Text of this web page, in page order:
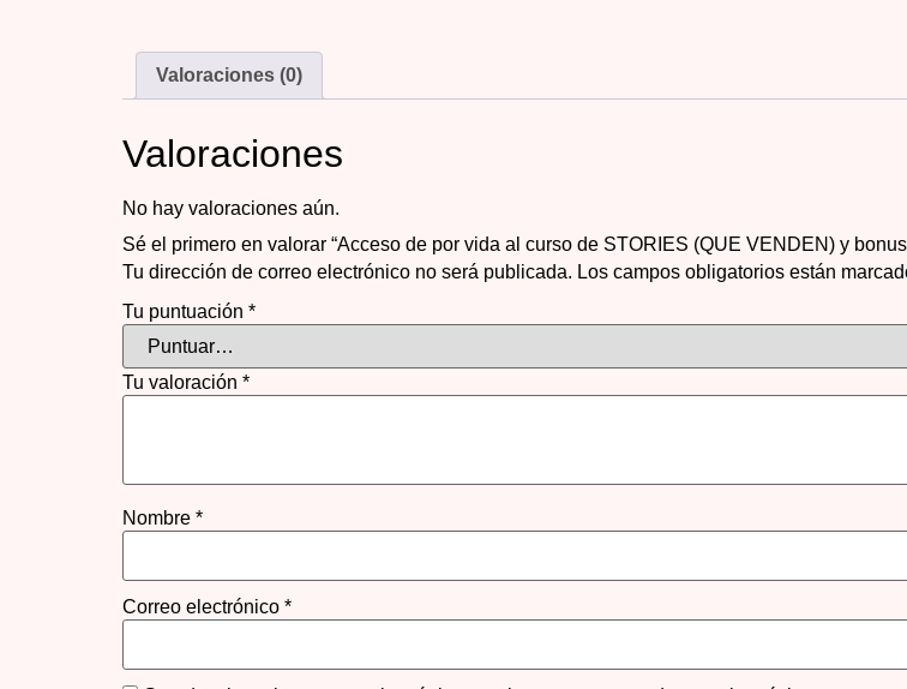
Valoraciones (0)
Valoraciones
No hay valoraciones aún.
Sé el primero en valorar “Acceso de por vida al curso de STORIES (QUE VENDEN) y
Tu dirección de correo electrónico no será publicada. Los campos obligatorios están
Tu puntuación *
Tu valoración *
Nombre *
Correo electrónico *